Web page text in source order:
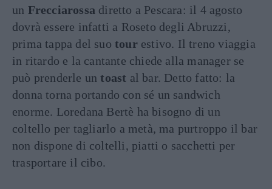
un Frecciarossa diretto a Pescara: il 4 agosto
dovrà essere infatti a Roseto degli Abruzzi,
prima tappa del suo tourestivo. Il treno viaggia
in ritardo e la cantante chiede alla manager se
può prenderle untoast al bar. Detto fatto: la
donna torna portando con sé un sandwich
enorme. Loredana Bertè ha bisogno di un
coltello per tagliarlo a metà, ma purtroppo il bar
non dispone di coltelli, piatti o sacchetti per
trasportare il cibo.